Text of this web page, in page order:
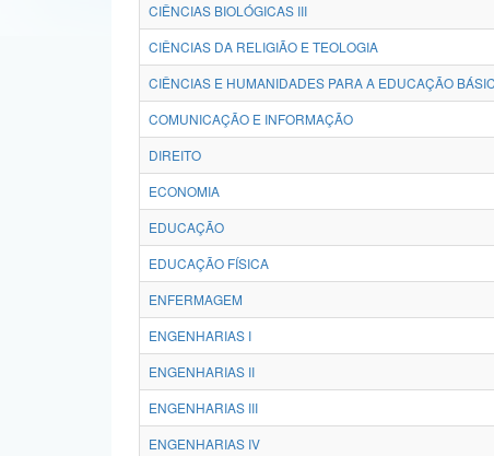
CIÊNCIAS BIOLÓGICAS III
CIÊNCIAS DA RELIGIÃO E TEOLOGIA
CIÊNCIAS E HUMANIDADES PARA A EDUCAÇÃO
COMUNICAÇÃO E INFORMAÇÃO
DIREITO
ECONOMIA
EDUCAÇÃO
EDUCAÇÃO FÍSICA
ENFERMAGEM
ENGENHARIAS I
ENGENHARIAS II
ENGENHARIAS III
ENGENHARIAS IV